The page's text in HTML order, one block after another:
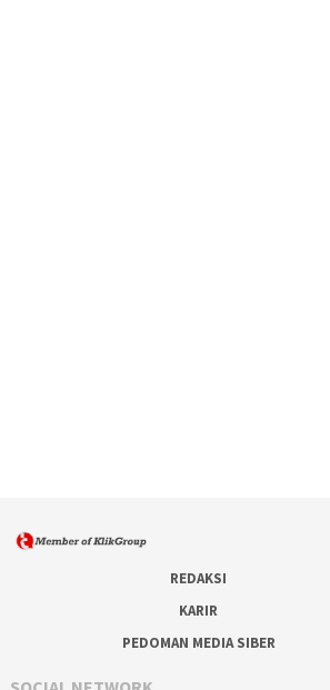
REDAKSI
KARIR
PEDOMAN MEDIA SIBER